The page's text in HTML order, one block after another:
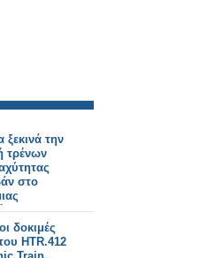
ξεκινά την
τρένων
στο
δοκιμές
HTR.412